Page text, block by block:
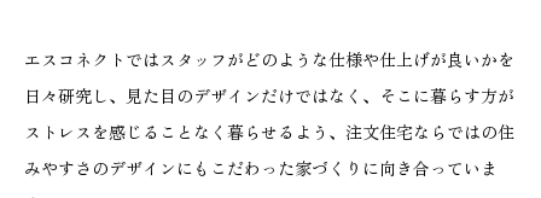
エスコネクトではスタッフがどのような仕様や仕上げが良いかを
日々研究し、見た目のデザインだけではなく、そこに暮らす方が
ストレスを感じることなく暮らせるよう、注文住宅ならではの住
みやすさのデザインにもこだわった家づくりに向き合っていま